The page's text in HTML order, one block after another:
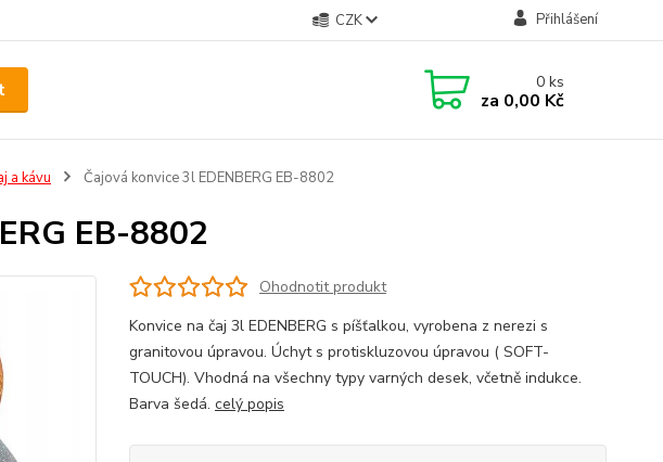
CZK Přihlášení
0ks
za 0,00 Kč
a kávu Čajová konvice 3l EDENBERG EB-8802
EB-8802
Ohodnotit produkt
Konvice na čaj 3l EDENBERG s píšťalkou, vyrobena z nerezi s
granitovou úpravou. Úchyt s protiskluzovou úpravou ( SOFT-
TOUCH). Vhodná na všechny typy varných desek, včetně indukce.
Barva šedá. celý popis